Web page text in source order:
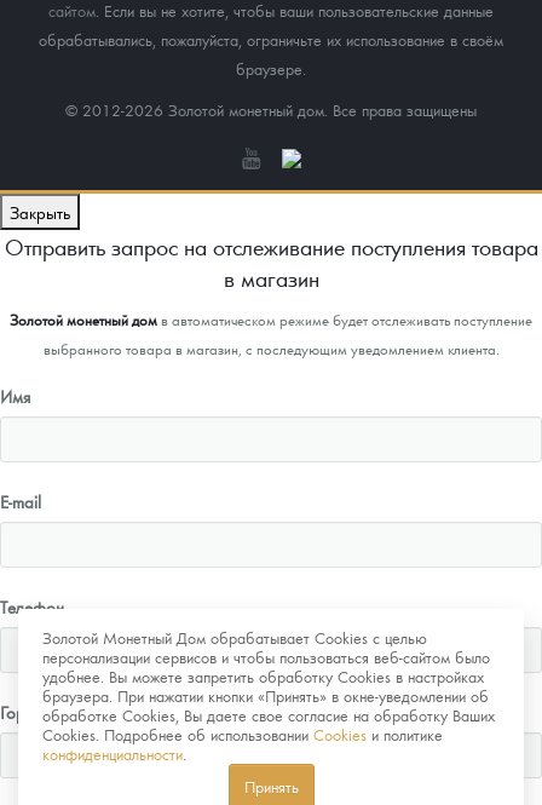
сайтом . Если вы не хотите, чтобы ваши пользовательские данные
обрабатывались, пожалуйста, ограничьте их использование в своём
браузере.
© 2012-2026 Золотой монетный дом. Все права защищены
Золотой Монетный Дом обрабатывает Cookies с целью
персонализации сервисов и чтобы пользоваться веб-сайтом было
удобнее. Вы можете запретить обработку Cookies в настройках
браузера. При нажатии кнопки «Принять» в окне-уведомлении об
обработке Cookies, Вы даете свое согласие на обработку Ваших
Cookies. Подробнее об использовании Cookies и политике
конфиденциальности
Принять
Закрыть
Отправить запрос на отслеживание поступления товара
в магазин
Золотой монетный домв автоматическом режиме будет отслеживать поступление
выбранного товара в магазин, с последующим уведомлением клиента.
Имя
E-mail
Телефон
Город